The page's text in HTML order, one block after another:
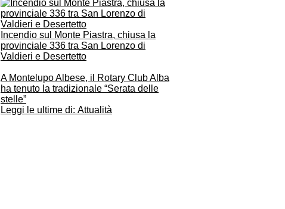
Incendio sul Monte Piastra, chiusa la
provinciale 336 tra San Lorenzo di
Valdieri e Desertetto
A Montelupo Albese, il Rotary Club Alba
ha tenuto la tradizionale “Serata delle
stelle”
Leggi le ultime di: Attualità